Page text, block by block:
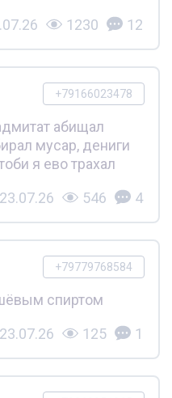
1230 12
+79166023478
абищал
мусар, дениги
я ево трахал
23.07.26 546 4
+79779768584
спиртом
23.07.26 125 1